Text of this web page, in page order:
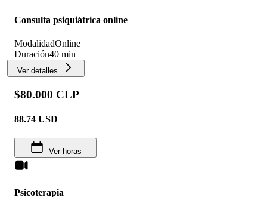
Consulta psiquiátrica online
ModalidadOnline
Duración40 min
Ver detalles
$80.000 CLP
88.74 USD
Ver horas
Psicoterapia